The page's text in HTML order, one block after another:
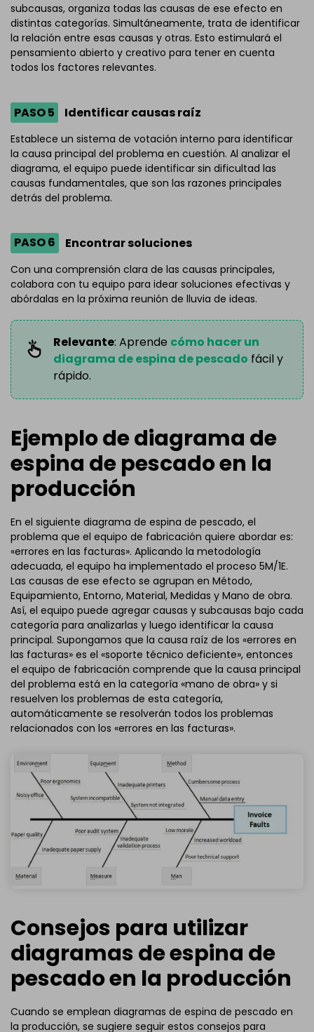
subcausas, organiza todas las causas de ese efecto en
distintas categorías. Simultáneamente, trata de identificar
la relación entre esas causas y otras. Esto estimulará el
pensamiento abierto y creativo para tener en cuenta
todos los factores relevantes.
PASO 5 Identificar causas raíz
Establece un sistema de votación interno para identificar
la causa principal del problema en cuestión. Al analizar el
diagrama, el equipo puede identificar sin dificultad las
causas fundamentales, que son las razones principales
detrás del problema.
PASO 6 Encontrar soluciones
Con una comprensión clara de las causas principales,
colabora con tu equipo para idear soluciones efectivas y
abórdalas en la próxima reunión de lluvia de ideas.
Relevante: Aprende cómo hacer un
diagrama de espina de pescado fácil y
rápido.
Ejemplo de diagrama de
espina de pescado en la
producción
En el siguiente diagrama de espina de pescado, el
problema que el equipo de fabricación quiere abordar es:
«errores en las facturas». Aplicando la metodología
adecuada, el equipo ha implementado el proceso 5M/1E.
Las causas de ese efecto se agrupan en Método,
Equipamiento, Entorno, Material, Medidas y Mano de obra.
Así, el equipo puede agregar causas y subcausas bajo cada
categoría para analizarlas y luego identificar la causa
principal. Supongamos que la causa raíz de los «errores en
las facturas» es el «soporte técnico deficiente», entonces
el equipo de fabricación comprende que la causa principal
del problema está en la categoría «mano de obra» y si
resuelven los problemas de esta categoría,
automáticamente se resolverán todos los problemas
relacionados con los «errores en las facturas».
Consejos para utilizar
diagramas de espina de
pescado en la producción
Cuando se emplean diagramas de espina de pescado en
la producción, se sugiere seguir estos consejos para